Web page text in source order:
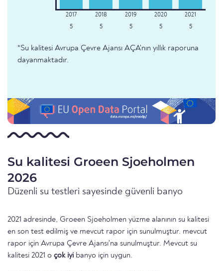
5 5 5 5 5
*Su kalitesi Avrupa Çevre Ajansı AÇA'nın yıllık raporuna
dayanmaktadır.
Su kalitesi Groeen Sjoeholmen
2026
Düzenli su testleri sayesinde güvenli banyo
2021 adresinde, Groeen Sjoeholmen yüzme alanının su kalitesi
en son test edilmiş ve mevcut rapor için sunulmuştur. mevcut
rapor için Avrupa Çevre Ajansı'na sunulmuştur. Mevcut su
kalitesi 2021 o çok iyi banyo için uygun.